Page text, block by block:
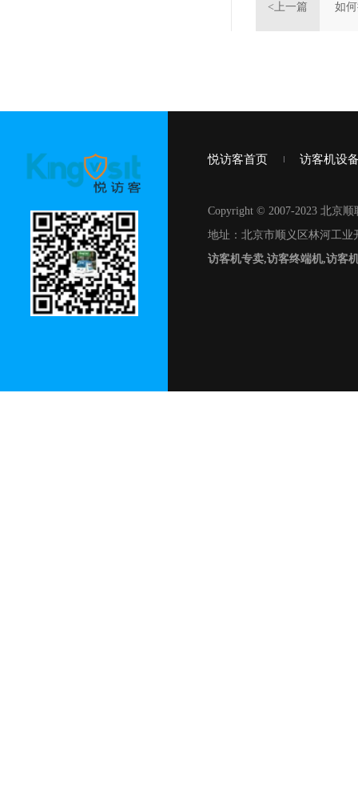
<上一篇 如
悦访客首页 访客机设
Copyright © 2007-2023 北京
地址：北京市顺义区林河工业
访客机专卖,访客终端机,访客